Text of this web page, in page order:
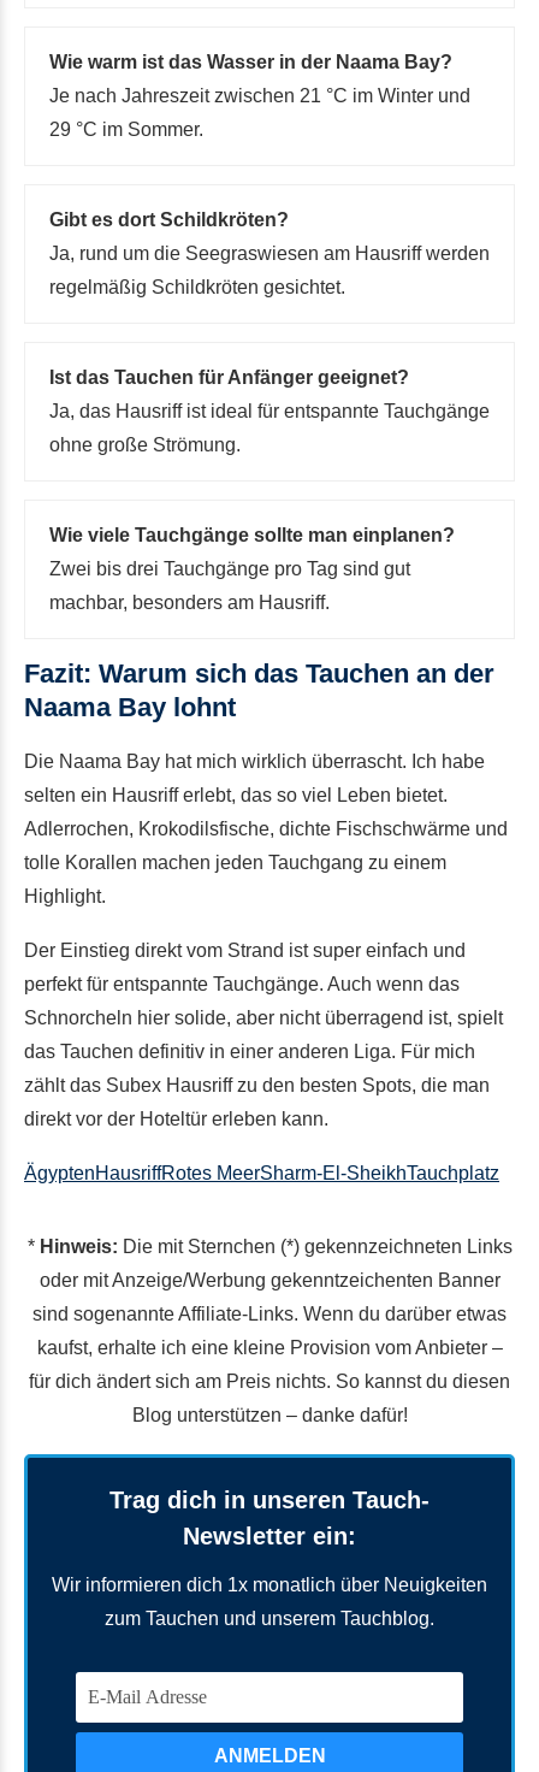
Wie warm ist das Wasser in der Naama Bay?
Je nach Jahreszeit zwischen 21 °C im Winter und
29 °C im Sommer.
Gibt es dort Schildkröten?
Ja, rund um die Seegraswiesen am Hausriff werden
regelmäßig Schildkröten gesichtet.
Ist das Tauchen für Anfänger geeignet?
Ja, das Hausriff ist ideal für entspannte Tauchgänge
ohne große Strömung.
Wie viele Tauchgänge sollte man einplanen?
Zwei bis drei Tauchgänge pro Tag sind gut
machbar, besonders am Hausriff.
Fazit: Warum sich das Tauchen an der
Naama Bay lohnt
Die Naama Bay hat mich wirklich überrascht. Ich habe
selten ein Hausriff erlebt, das so viel Leben bietet.
Adlerrochen, Krokodilsfische, dichte Fischschwärme und
tolle Korallen machen jeden Tauchgang zu einem
Highlight.
Der Einstieg direkt vom Strand ist super einfach und
perfekt für entspannte Tauchgänge. Auch wenn das
Schnorcheln hier solide, aber nicht überragend ist, spielt
das Tauchen definitiv in einer anderen Liga. Für mich
zählt das Subex Hausriff zu den besten Spots, die man
direkt vor der Hoteltür erleben kann.
ÄgyptenHausriffRotes MeerSharm-El-SheikhTauchplatz
* Hinweis: Die mit Sternchen (*) gekennzeichneten Links
oder mit Anzeige/Werbung gekenntzeichenten Banner
sind sogenannte Affiliate-Links. Wenn du darüber etwas
kaufst, erhalte ich eine kleine Provision vom Anbieter –
für dich ändert sich am Preis nichts. So kannst du diesen
Blog unterstützen – danke dafür!
Trag dich in unseren Tauch-
Newsletter ein:
Wir informieren dich 1x monatlich über Neuigkeiten
zum Tauchen und unserem Tauchblog.